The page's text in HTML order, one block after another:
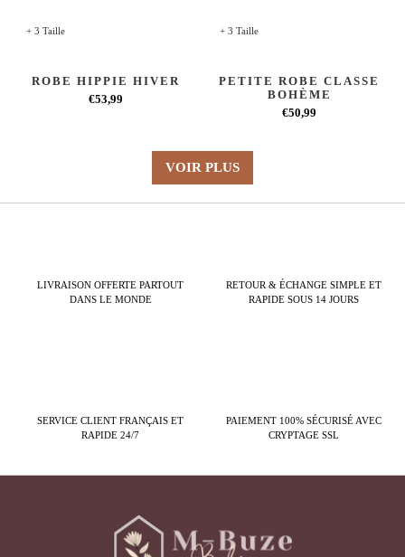
+ 3 Taille
ROBE HIPPIE HIVER
€53,99
+ 3 Taille
PETITE ROBE CLASSE
BOHÈME
€50,99
VOIR PLUS
LIVRAISON OFFERTE PARTOUT
DANS LE MONDE
RETOUR & ÉCHANGE SIMPLE ET
RAPIDE SOUS 14 JOURS
SERVICE CLIENT FRANÇAIS ET
RAPIDE 24/7
PAIEMENT 100% SÉCURISÉ AVEC
CRYPTAGE SSL